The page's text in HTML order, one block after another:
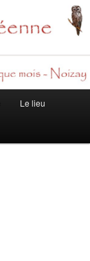
Le lieu